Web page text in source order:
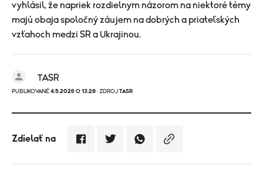
vyhlásil, že napriek rozdielnym názorom na niektoré témy
majú obaja spoločný záujem na dobrých a priateľských
vzťahoch medzi SR a Ukrajinou.
TASR
PUBLIKOVANÉ 4.5.2026 O 13:28 · ZDROJ TASR
Zdielať na